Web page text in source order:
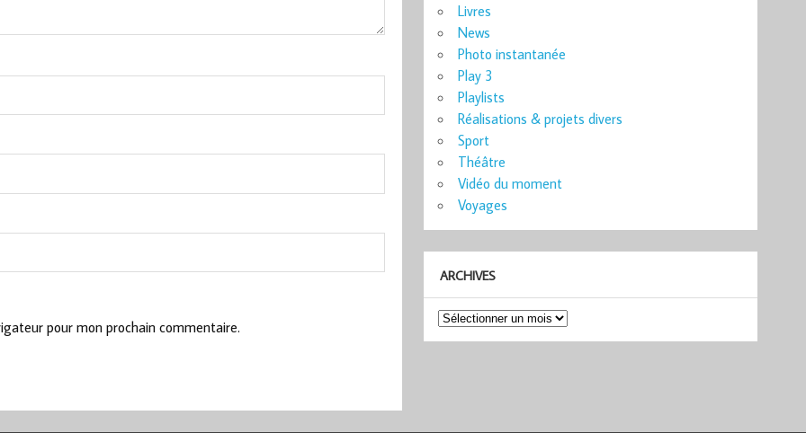
pour mon prochain commentaire.
Livres
News
Photo instantanée
Play 3
Playlists
Réalisations & projets divers
Sport
Théâtre
Vidéo du moment
Voyages
ARCHIVES
Archives